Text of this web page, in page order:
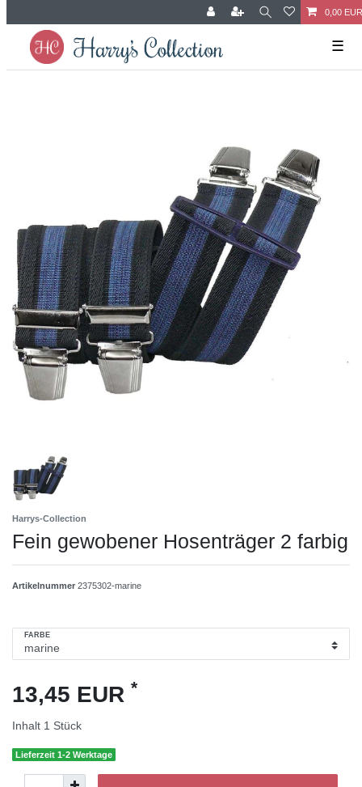
0,00 EUR
☰
Harrys-Collection
Fein gewobener Hosenträger 2 farbig
Artikelnummer 2375302-marine
FARBE
13,45 EUR *
Inhalt 1 Stück
Lieferzeit 1-2 Werktage